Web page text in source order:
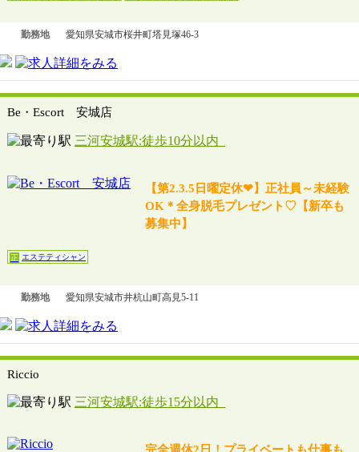
勤務地 愛知県安城市桜井町塔見塚46-3
Be・Escort 安城店
三河安城駅:徒歩10分以内
【第2.3.5日曜定休❤】正社員～未経験
OK＊全身脱毛プレゼント♡【新卒も
募集中】
正 エステティシャン
勤務地 愛知県安城市井杭山町高見5-11
Riccio
三河安城駅:徒歩15分以内